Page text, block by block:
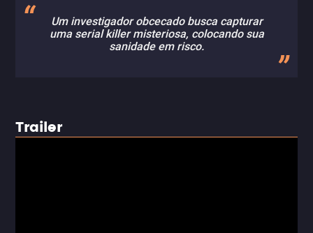
Um investigador obcecado busca capturar
uma serial killer misteriosa, colocando sua
sanidade em risco.
Trailer